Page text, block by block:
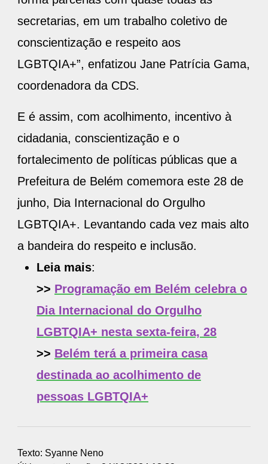
secretarias, em um trabalho coletivo de
conscientização e respeito aos
LGBTQIA+”, enfatizou Jane Patrícia Gama,
coordenadora da CDS.
E é assim, com acolhimento, incentivo à
cidadania, conscientização e o
fortalecimento de políticas públicas que a
Prefeitura de Belém comemora este 28 de
junho, Dia Internacional do Orgulho
LGBTQIA+. Levantando cada vez mais alto
a bandeira do respeito e inclusão.
Leia mais:
>> Programação em Belém celebra o
Dia Internacional do Orgulho
LGBTQIA+ nesta sexta-feira, 28
>> Belém terá a primeira casa
destinada ao acolhimento de
pessoas LGBTQIA+
Texto: Syanne Neno